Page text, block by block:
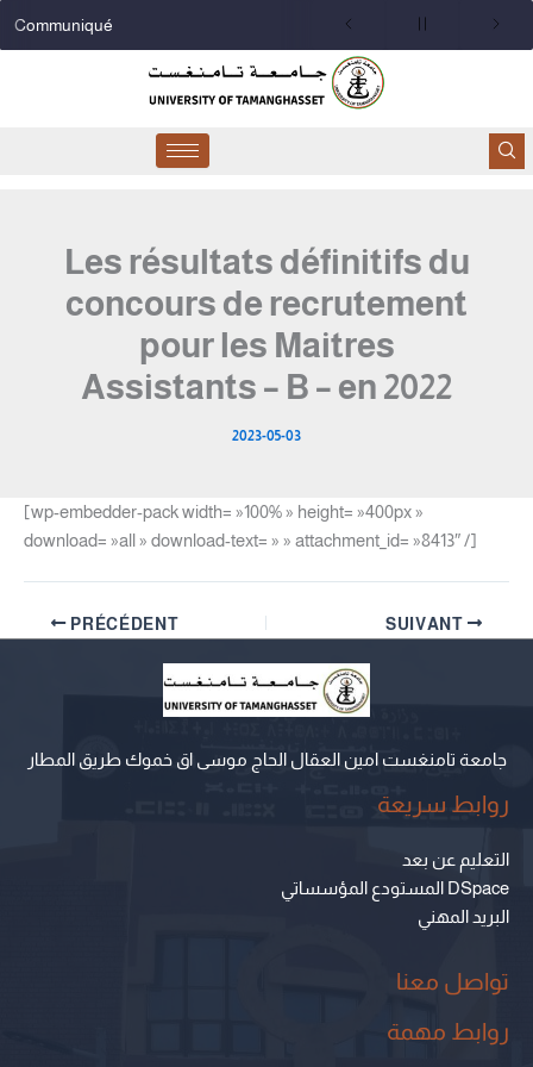
Communiqué
Les résultats définitifs du
concours de recrutement
pour les Maitres
Assistants – B – en 2022
2023-05-03
[wp-embedder-pack width= »100% » height= »400px »
download= »all » download-text= » » attachment_id= »8413″ /]
PRÉCÉDENT SUIVANT
جامعة تامنغست امين العقال الحاج موسى اق خموك طريق المطار
روابط سريعة
التعليم عن بعد
المستودع المؤسساتي DSpace
البريد المهني
تواصل معنا
روابط مهمة